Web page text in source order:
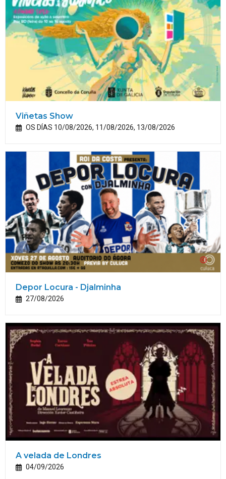
Viñetas Show
OS DÍAS 10/08/2026, 11/08/2026, 13/08/2026
Depor Locura - Djalminha
27/08/2026
A velada de Londres
04/09/2026